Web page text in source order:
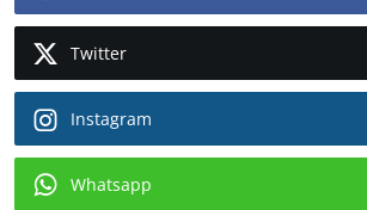
Twitter
Instagram
Whatsapp